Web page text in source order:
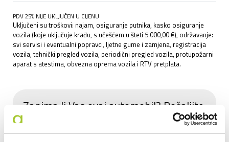
PDV 25% NIJE UKLJUČEN U CIJENU
Uključeni su troškovi: najam, osiguranje putnika, kasko osiguranje
vozila (koje uključuje krađu, s učešćem u šteti 5.000,00 €), održavanje:
svi servisi i eventualni popravci, ljetne gume i zamjena, registracija
vozila, tehnički pregled vozila, periodični pregled vozila, protupožarni
aparat s atestima, obvezna oprema vozila i RTV pretplata.
Zanima li Vas ovaj automobil? Pošaljite
Datum preuzimanja vozila: